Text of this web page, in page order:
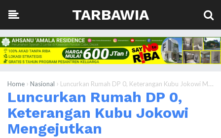
TARBAWIA
Home › Nasional › Luncurkan Rumah DP 0, Keterangan Kubu Jokowi Mengejutkan
Luncurkan Rumah DP 0,
Keterangan Kubu Jokowi
Mengejutkan